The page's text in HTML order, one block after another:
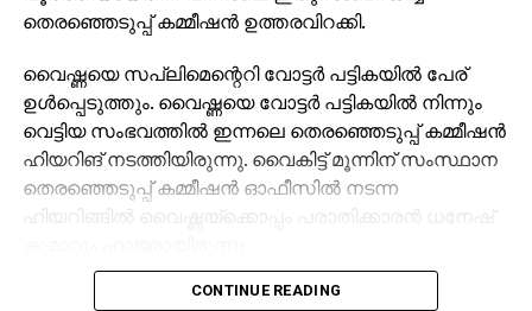
തെരഞ്ഞെടുപ്പ് കമ്മീഷന്‍ ഉത്തരവിറക്കി.
വൈഷ്ണയെ സപ്ലിമെന്റെറി വോട്ടര്‍ പട്ടികയില്‍ പേര്
ഉള്‍പ്പെടുത്തും. വൈഷ്ണയെ വോട്ടര്‍ പട്ടികയില്‍ നിന്നും
വെട്ടിയ സംഭവത്തില്‍ ഇന്നലെ തെരഞ്ഞെടുപ്പ് കമ്മീഷന്‍
ഹിയറിങ് നടത്തിയിരുന്നു. വൈകിട്ട് മൂന്നിന് സംസ്ഥാന
തെരഞ്ഞെടുപ്പ് കമ്മീഷന്‍ ഓഫീസില്‍ നടന്ന
ഹിയറിങ്ങില്‍ വൈഷ്ണയ്‌ക്കൊപ്പം പരാതിക്കാരന്‍ ധനേഷ്
വൈഷ്ണയുടെ ഹരജിയില്‍ ഹൈക്കോടതി നല്‍കിയ
CONTINUE READING